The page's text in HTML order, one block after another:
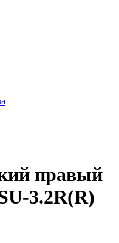
правый
3.2R(R)